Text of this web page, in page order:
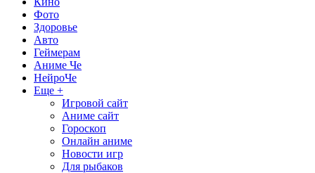
Фото
Здоровье
Авто
Геймерам
Аниме Че
НейроЧе
Еще +
Игровой сайт
Аниме сайт
Гороскоп
Онлайн аниме
Новости игр
Для рыбаков